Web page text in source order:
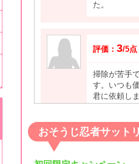
た。
評価： 3/5点
掃除が苦手
す。いつも
君に依頼し
おそうじ忍者サット